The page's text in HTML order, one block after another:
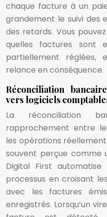
chaque facture à un
grandement le suivi des
des retards. Vous
quelles factures sont
partiellement réglées,
relance en conséquence.
Réconciliation
vers logiciels
La réconciliation
rapprochement entre
les opérations
souvent perçue comme
Digital First
processus en croisant
avec les factures
enregistrés. Lorsqu’un